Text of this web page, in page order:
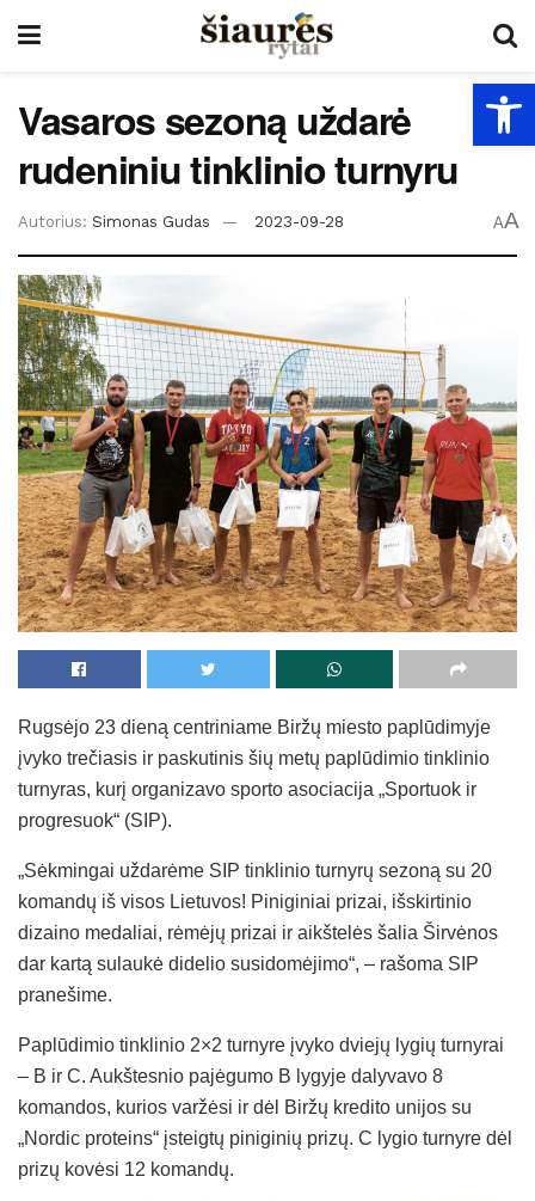
Vasaros sezoną uždarė
rudeniniu tinklinio turnyru
Autorius: Simonas Gudas 2023-09-28 AA
Rugsėjo 23 dieną centriniame Biržų miesto paplūdimyje
įvyko trečiasis ir paskutinis šių metų paplūdimio tinklinio
turnyras, kurį organizavo sporto asociacija „Sportuok ir
progresuok“ (SIP).
„Sėkmingai uždarėme SIP tinklinio turnyrų sezoną su 20
komandų iš visos Lietuvos! Piniginiai prizai, išskirtinio
dizaino medaliai, rėmėjų prizai ir aikštelės šalia Širvėnos
dar kartą sulaukė didelio susidomėjimo“, – rašoma SIP
pranešime.
Paplūdimio tinklinio 2×2 turnyre įvyko dviejų lygių turnyrai
– B ir C. Aukštesnio pajėgumo B lygyje dalyvavo 8
komandos, kurios varžėsi ir dėl Biržų kredito unijos su
„Nordic proteins“ įsteigtų piniginių prizų. C lygio turnyre dėl
prizų kovėsi 12 komandų.